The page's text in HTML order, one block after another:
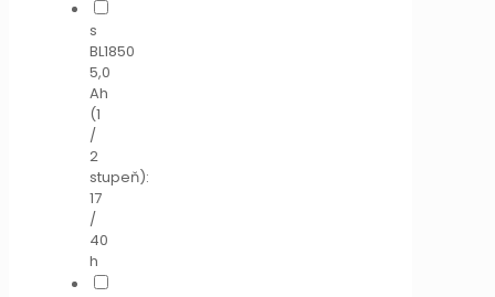
s
BL1850
5,0
Ah
(1
/
2
stupeň):
17
/
40
h